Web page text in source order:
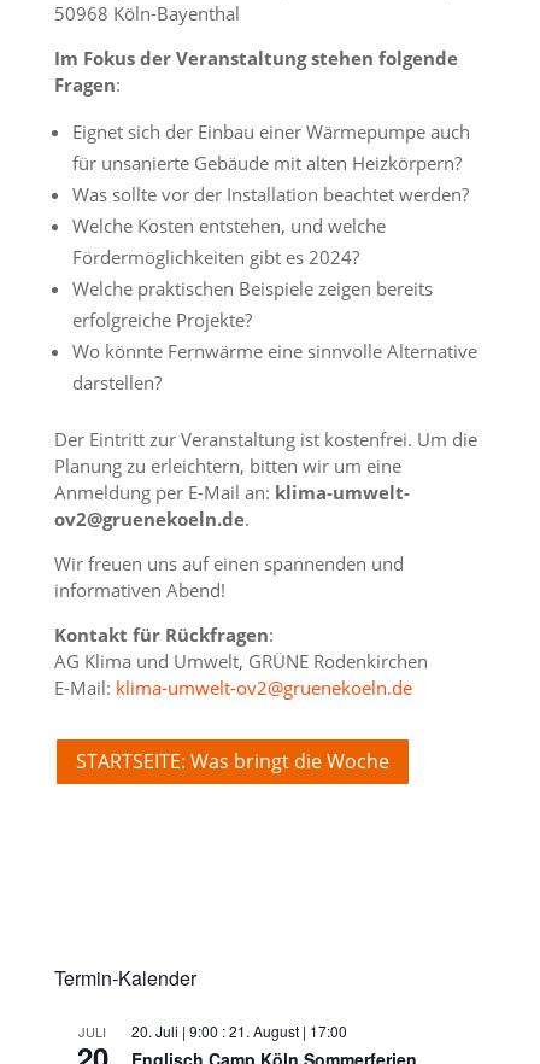
50968 Köln-Bayenthal
Im Fokus der Veranstaltung stehen folgende
Fragen:
Eignet sich der Einbau einer Wärmepumpe auch
für unsanierte Gebäude mit alten Heizkörpern?
Was sollte vor der Installation beachtet werden?
Welche Kosten entstehen, und welche
Fördermöglichkeiten gibt es 2024?
Welche praktischen Beispiele zeigen bereits
erfolgreiche Projekte?
Wo könnte Fernwärme eine sinnvolle Alternative
darstellen?
Der Eintritt zur Veranstaltung ist kostenfrei. Um die
Planung zu erleichtern, bitten wir um eine
Anmeldung per E-Mail an: klima-umwelt-
ov2@gruenekoeln.de.
Wir freuen uns auf einen spannenden und
informativen Abend!
Kontakt für Rückfragen:
AG Klima und Umwelt, GRÜNE Rodenkirchen
E-Mail: klima-umwelt-ov2@gruenekoeln.de
STARTSEITE: Was bringt die Woche
Termin-Kalender
JULI 20. Juli | 9:00 :21. August | 17:00
Englisch Camp Köln Sommerferien